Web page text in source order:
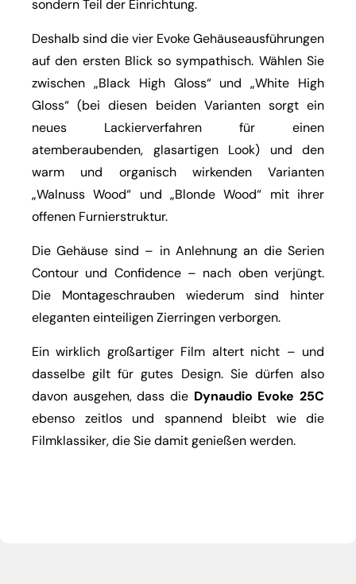
sondern Teil der Einrichtung.
Deshalb sind die vier Evoke Gehäuseausführungen
auf den ersten Blick so sympathisch. Wählen Sie
zwischen „Black High Gloss“ und „White High
Gloss“ (bei diesen beiden Varianten sorgt ein
neues Lackierverfahren für einen
atemberaubenden, glasartigen Look) und den
warm und organisch wirkenden Varianten
„Walnuss Wood“ und „Blonde Wood“ mit ihrer
offenen Furnierstruktur.
Die Gehäuse sind – in Anlehnung an die Serien
Contour und Confidence – nach oben verjüngt.
Die Montageschrauben wiederum sind hinter
eleganten einteiligen Zierringen verborgen.
Ein wirklich großartiger Film altert nicht – und
dasselbe gilt für gutes Design. Sie dürfen also
davon ausgehen, dass die Dynaudio Evoke 25C
ebenso zeitlos und spannend bleibt wie die
Filmklassiker, die Sie damit genießen werden.